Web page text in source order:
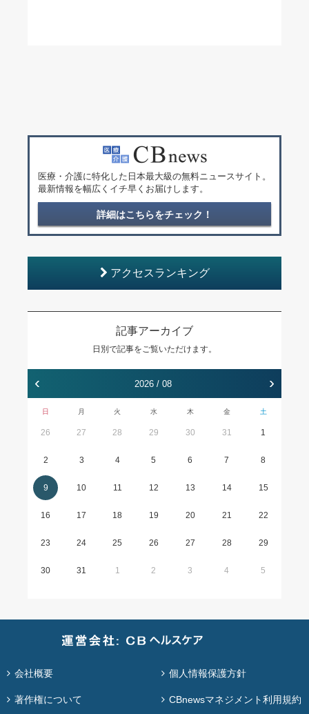
医療・介護に特化した日本最大級の無料ニュースサイト。
最新情報を幅広くイチ早くお届けします。
詳細はこちらをチェック！
アクセスランキング
記事アーカイブ
日別で記事をご覧いただけます。
‹ 2026 / 08 ›
日 月 火 水 木 金 土
26 27 28 29 30 31 1
2 3 4 5 6 7 8
9 10 11 12 13 14 15
16 17 18 19 20 21 22
23 24 25 26 27 28 29
30 31 1 2 3 4 5
会社概要 個人情報保護方針
著作権について CBnewsマネジメント利用規約